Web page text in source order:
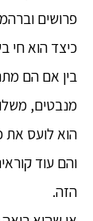
פרושים
כיצד הוא חי
בין אם הם
מנבטים,
הוא לועס את
והם עוד
הזה.